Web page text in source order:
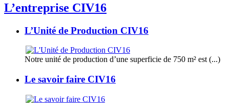
L’entreprise CIV16
L’Unité de Production CIV16
Notre unité de production d’une superficie de 750 m² est (...)
Le savoir faire CIV16